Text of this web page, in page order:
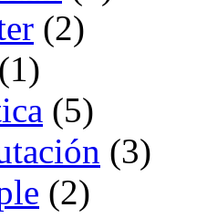
(2)
(1)
(5)
(3)
(2)